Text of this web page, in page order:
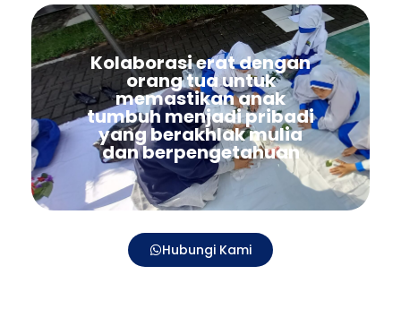
Kolaborasi erat dengan
orang tua untuk
memastikan anak
tumbuh menjadi pribadi
yang berakhlak mulia
dan berpengetahuan
Hubungi Kami